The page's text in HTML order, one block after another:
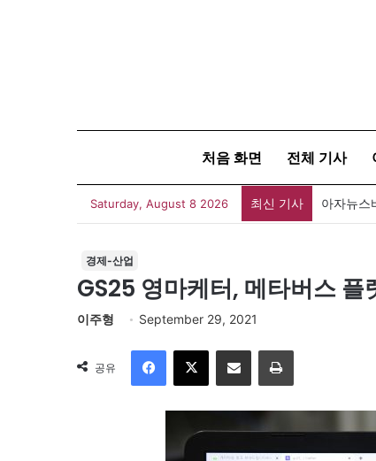
처음 화면 전체 기사
Saturday, August 8 2026 최신 기사 아자뉴
경제-산업
GS25 영마케터, 메타버스 플
이주형 September 29, 2021
공유
이메일